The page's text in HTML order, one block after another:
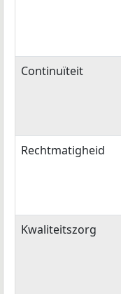
Continuïteit
Rechtmatigheid
Kwaliteitszorg